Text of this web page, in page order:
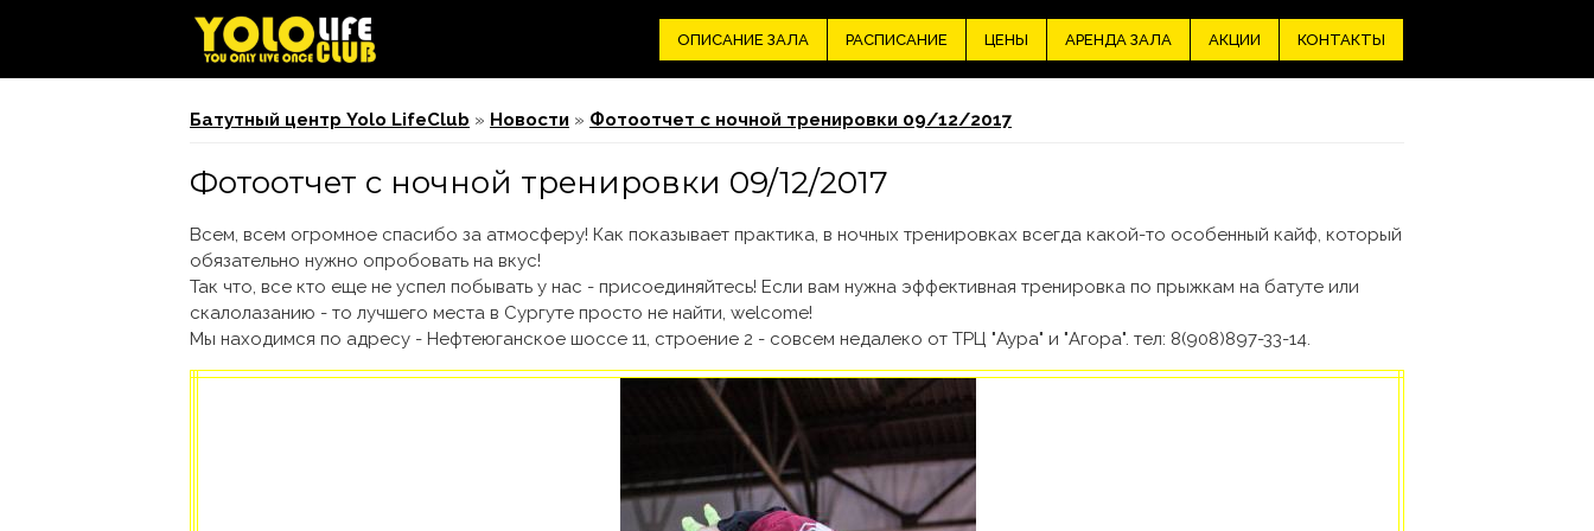
ОПИСАНИЕ ЗАЛА РАСПИСАНИЕ ЦЕНЫ АРЕНДА ЗАЛА АКЦИИ КОНТАКТЫ
Вы здесь
Батутный центр Yolo LifeClub » Новости » Фотоотчет с ночной тренировки 09/12/2017
Фотоотчет с ночной тренировки 09/12/2017
Всем, всем огромное спасибо за атмосферу! Как показывает практика, в ночных тренировках всегда какой-то особенный кайф, который
обязательно нужно опробовать на вкус!
Так что, все кто еще не успел побывать у нас - присоединяйтесь! Если вам нужна эффективная тренировка по прыжкам на батуте или
скалолазанию - то лучшего места в Сургуте просто не найти, welcome!
Мы находимся по адресу - Нефтеюганское шоссе 11, строение 2 - совсем недалеко от ТРЦ "Аура" и "Агора". тел: 8(908)897-33-14.
YOLO батутный центр в Сургуте.jpg
YOLO Скалодром в Сургуте.jpg
Батутный зал в Сургуте YOLO_0.jpg
Прыжки на батуте в Сургуте.jpg